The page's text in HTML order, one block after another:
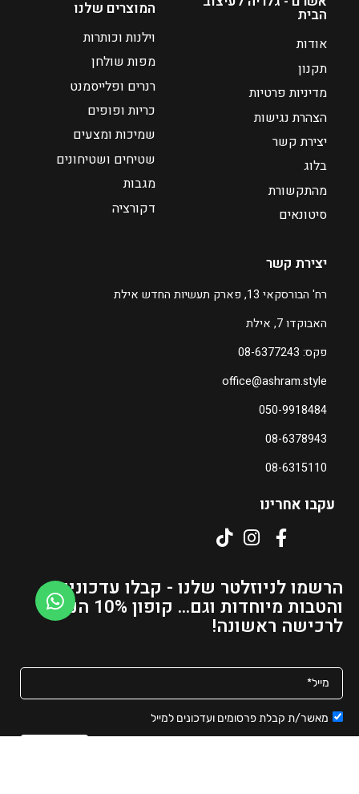
עקבו אחרינו
הרשמו לניוזלטר שלנו - קבלו עדכונים
והטבות מיוחדות וגם... קופון 10% הנחה
לרכישה ראשונה!
מאשר/ת קבלת פרסומים ועדכונים למייל
יצירת קשר
רח' הבורסקאי 13, פארק תעשיות החדש אילת
האבוקדו 7, אילת
פקס: 08-6377243
office@ashram.style
050-9918484
08-6378943
08-6315110
המוצרים שלנו
וילנות וכותרות
מפות שולחן
רנרים ופלייסמנט
כריות ופופים
שמיכות ומצעים
שטיחים ושטיחונים
מגבות
דקורציה
הבית
אודות
תקנון
מדיניות פרטיות
הצהרת נגישות
יצירת קשר
בלוג
מהתקשורת
סיטונאים